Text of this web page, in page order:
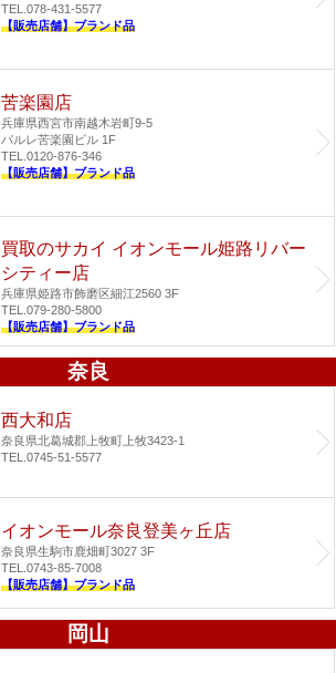
TEL.078-431-5577
【販売店舗】ブランド品
苦楽園店
兵庫県西宮市南越木岩町9-5
パルレ苦楽園ビル 1F
TEL.0120-876-346
【販売店舗】ブランド品
買取のサカイ イオンモール姫路リバー
シティー店
兵庫県姫路市飾磨区細江2560 3F
TEL.079-280-5800
【販売店舗】ブランド品
奈良
西大和店
奈良県北葛城郡上牧町上牧3423-1
TEL.0745-51-5577
イオンモール奈良登美ヶ丘店
奈良県生駒市鹿畑町3027 3F
TEL.0743-85-7008
【販売店舗】ブランド品
岡山